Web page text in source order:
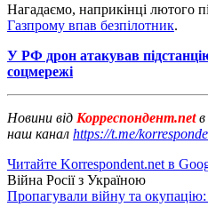
Нагадаємо, наприкінці лютого
Газпрому впав безпілотник.
У РФ дрон атакував
соцмережі
Новини від Корреспондент.net
наш канал https://t.me/
Читайте Korrespondent.net в
Війна Росії з Україною
Пропагували війну та